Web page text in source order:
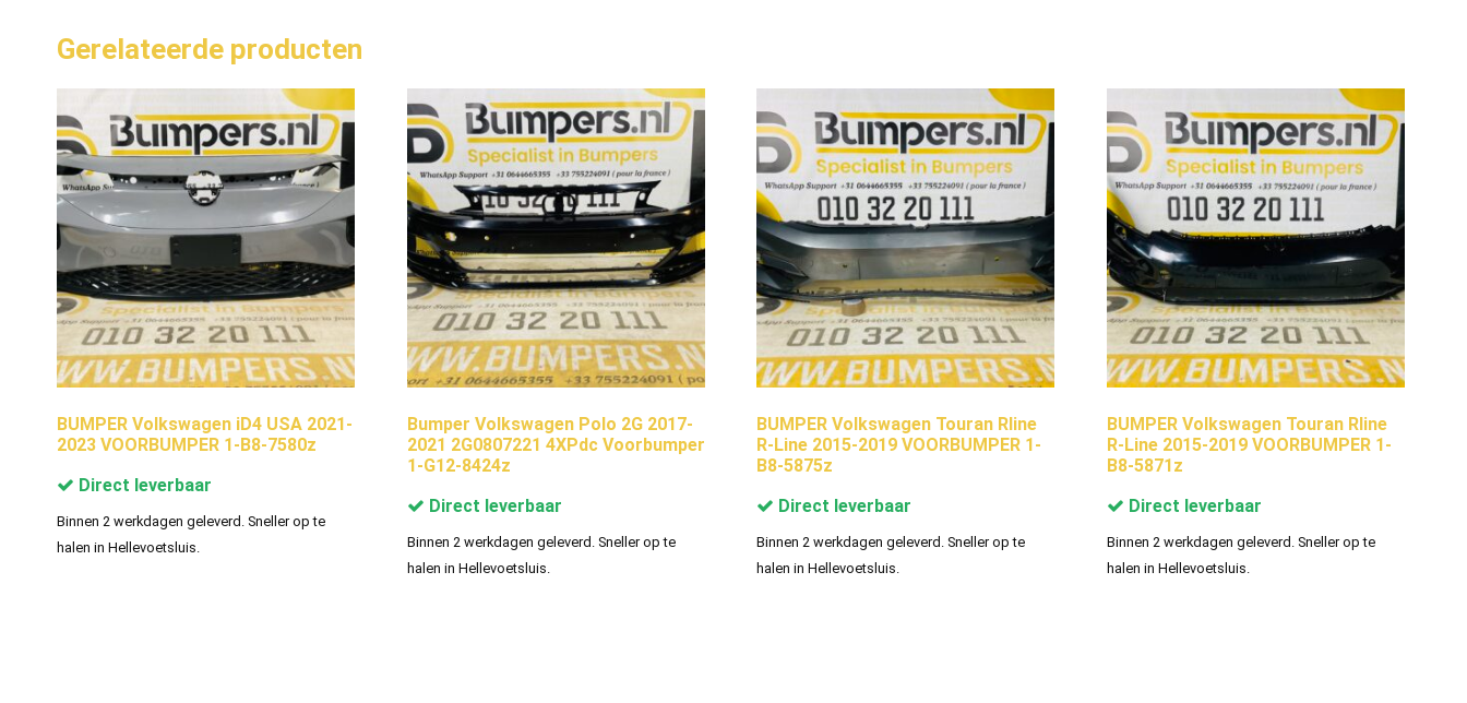
Gerelateerde producten
BUMPER Volkswagen iD4 USA 2021-
2023 VOORBUMPER 1-B8-7580z
Direct leverbaar
Binnen 2 werkdagen geleverd. Sneller op te
halen in Hellevoetsluis.
Bumper Volkswagen Polo 2G 2017-
2021 2G0807221 4XPdc Voorbumper
1-G12-8424z
Direct leverbaar
Binnen 2 werkdagen geleverd. Sneller op te
halen in Hellevoetsluis.
BUMPER Volkswagen Touran Rline
R-Line 2015-2019 VOORBUMPER 1-
B8-5875z
Direct leverbaar
Binnen 2 werkdagen geleverd. Sneller op te
halen in Hellevoetsluis.
BUMPER Volkswagen Touran Rline
R-Line 2015-2019 VOORBUMPER 1-
B8-5871z
Direct leverbaar
Binnen 2 werkdagen geleverd. Sneller op te
halen in Hellevoetsluis.